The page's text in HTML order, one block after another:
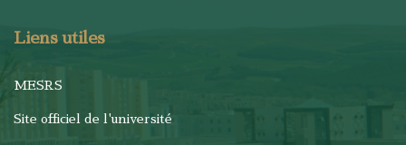
Liens utiles
MESRS
Site officiel de l'université